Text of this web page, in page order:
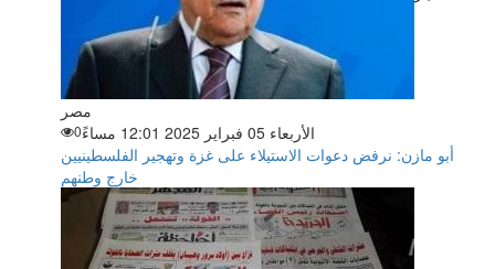
مصر
الأربعاء 05 فبراير 2025 12:01 مساءً
0
أبو مازن: نرفض دعوات الاستيلاء على غزة وتهجير الفلسطينيين
خارج وطنهم